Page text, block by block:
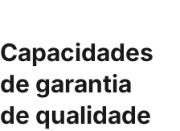
Capacidades
de garantia
de qualidade